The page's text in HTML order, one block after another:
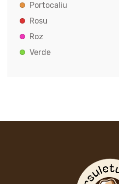
Portocaliu
Rosu
Roz
Verde